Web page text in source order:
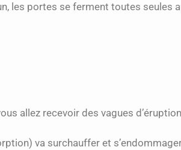
les portes se ferment toutes seules
allez recevoir des vagues
va surchauffer et